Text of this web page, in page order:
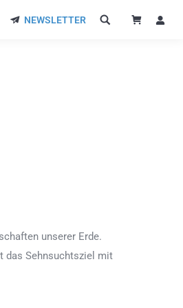
NEWSLETTER
unserer Erde.
das Sehnsuchtsziel mit
NEWSLETTER